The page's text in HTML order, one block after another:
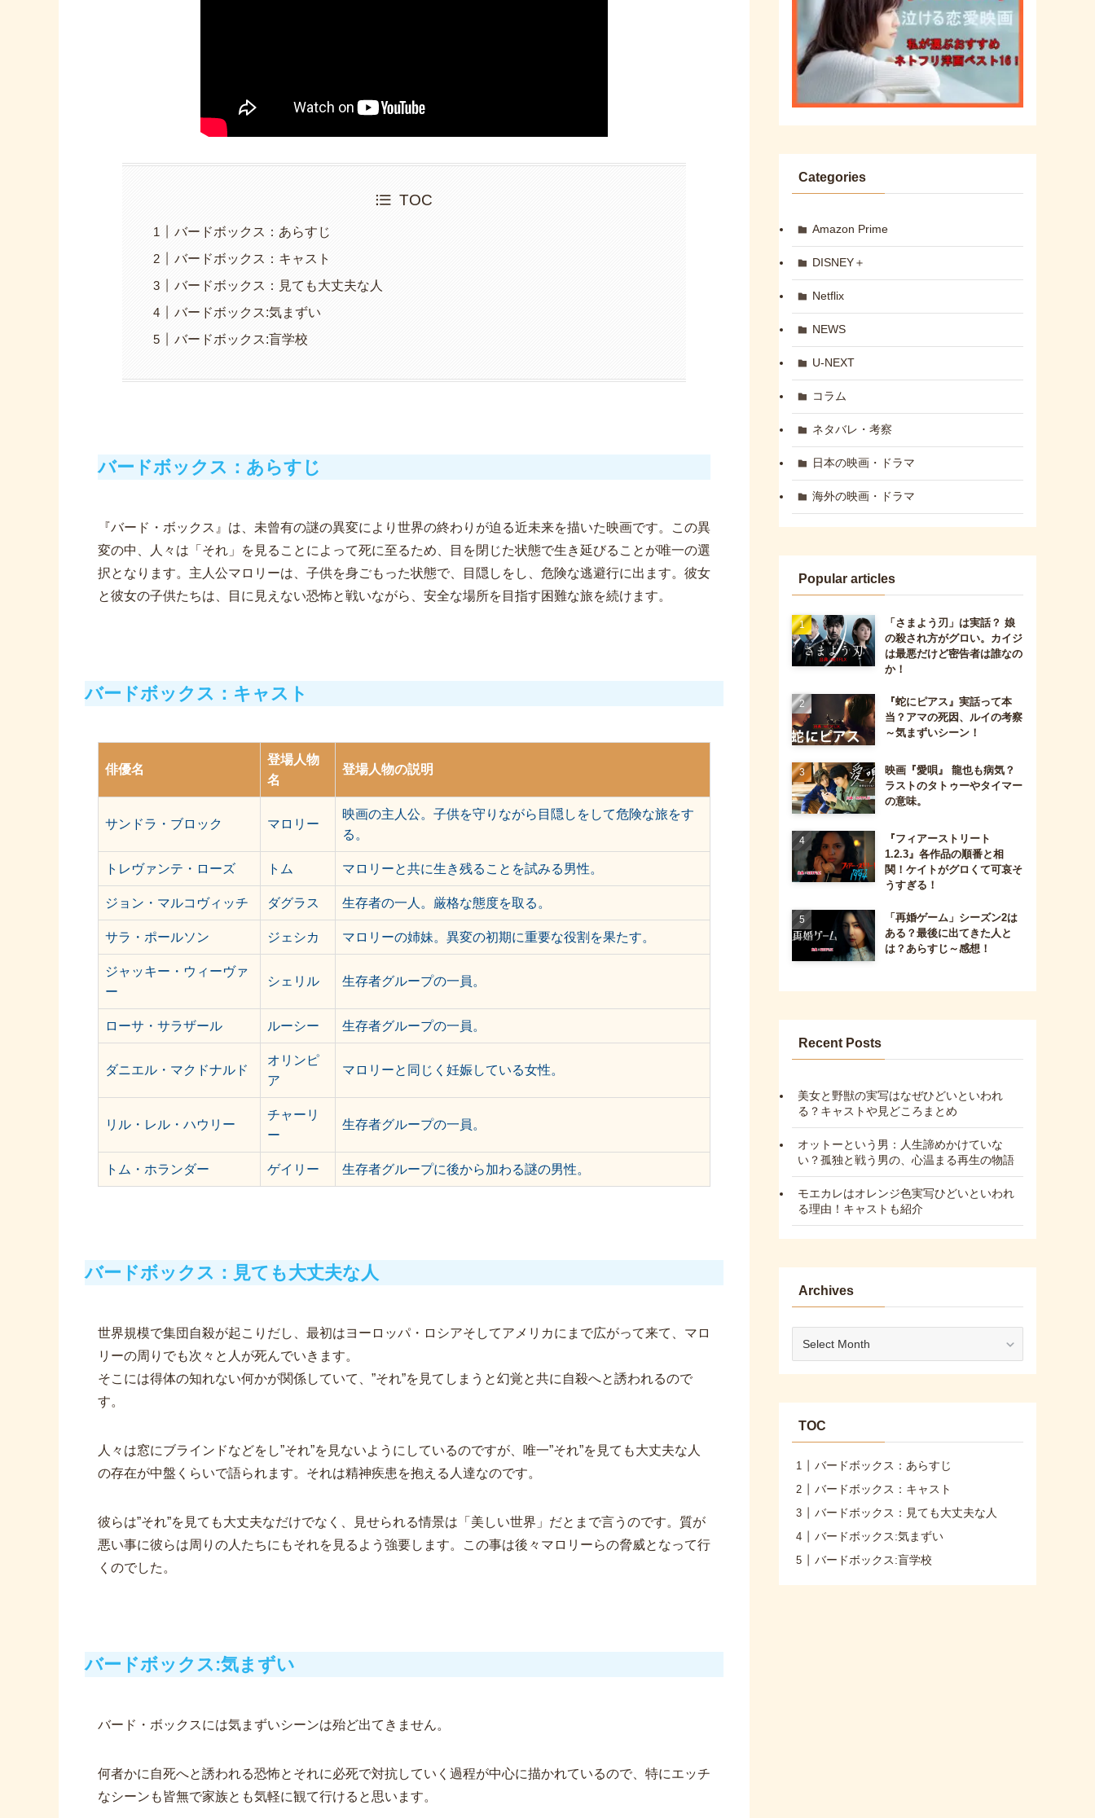
TOC
バードボックス：あらすじ
バードボックス：キャスト
バードボックス：見ても大丈夫な人
バードボックス:気まずい
バードボックス:盲学校
バードボックス：あらすじ
『バード・ボックス』は、未曾有の謎の異変により世界の終わりが迫る近未来を描いた映画です。この異
変の中、人々は「それ」を見ることによって死に至るため、目を閉じた状態で生き延びることが唯一の選
択となります。主人公マロリーは、子供を身ごもった状態で、目隠しをし、危険な逃避行に出ます。彼女
と彼女の子供たちは、目に見えない恐怖と戦いながら、安全な場所を目指す困難な旅を続けます。
バードボックス：キャスト
俳優名
登場人物
名
登場人物の説明
サンドラ・ブロック マロリー
映画の主人公。子供を守りながら目隠しをして危険な旅をす
る。
トレヴァンテ・ローズ トム マロリーと共に生き残ることを試みる男性。
ジョン・マルコヴィッチ ダグラス 生存者の一人。厳格な態度を取る。
サラ・ポールソン ジェシカ マロリーの姉妹。異変の初期に重要な役割を果たす。
ジャッキー・ウィーヴァ
ー
シェリル 生存者グループの一員。
ローサ・サラザール ルーシー 生存者グループの一員。
ダニエル・マクドナルド
オリンピ
ア
マロリーと同じく妊娠している女性。
リル・レル・ハウリー
チャーリ
ー
生存者グループの一員。
トム・ホランダー ゲイリー 生存者グループに後から加わる謎の男性。
バードボックス：見ても大丈夫な人
世界規模で集団自殺が起こりだし、最初はヨーロッパ・ロシアそしてアメリカにまで広がって来て、マロ
リーの周りでも次々と人が死んでいきます。
そこには得体の知れない何かが関係していて、”それ”を見てしまうと幻覚と共に自殺へと誘われるので
す。
人々は窓にブラインドなどをし”それ”を見ないようにしているのですが、唯一”それ”を見ても大丈夫な人
の存在が中盤くらいで語られます。 それは精神疾患を抱える人達なのです。
彼らは”それ”を見ても大丈夫なだけでなく、見せられる情景は「美しい世界」だとまで言うのです。 質が
悪い事に彼らは周りの人たちにもそれを見るよう強要します。
この事は後々マロリーらの脅威となって行
くのでした。
バードボックス:気まずい
バード・ボックスには気まずいシーンは殆ど出てきません。
何者かに自死へと誘われる恐怖とそれに必死で対抗していく過程が中心に描かれているので、特にエッチ
なシーンも皆無で家族とも気軽に観て行けると思います。
Categories
Amazon Prime
DISNEY＋
Netflix
NEWS
U-NEXT
コラム
ネタバレ・考察
日本の映画・ドラマ
海外の映画・ドラマ
Popular articles
「さまよう刃」は実話？ 娘
の殺され方がグロい。カイジ
は最悪だけど密告者は誰なの
か！
『蛇にピアス』実話って本
当？アマの死因、ルイの考察
～気まずいシーン！
映画『愛唄』 龍也も病気？
ラストのタトゥーやタイマー
の意味。
『フィアーストリート
1.2.3』各作品の順番と相
関！ケイトがグロくて可哀そ
うすぎる！
「再婚ゲーム」シーズン2は
ある？最後に出てきた人と
は？あらすじ～感想！
Recent Posts
美女と野獣の実写はなぜひどいといわれ
る？キャストや見どころまとめ
オットーという男：人生諦めかけていな
い？孤独と戦う男の、心温まる再生の物語
モエカレはオレンジ色実写ひどいといわれ
る理由！キャストも紹介
Archives
TOC
バードボックス：あらすじ
バードボックス：キャスト
バードボックス：見ても大丈夫な人
バードボックス:気まずい
バードボックス:盲学校